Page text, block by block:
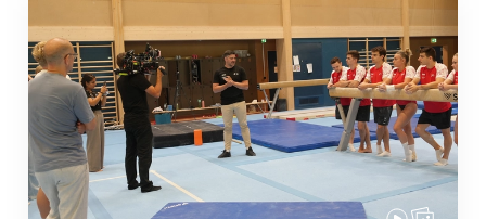
Mit klaren Zielen nach Zagreb